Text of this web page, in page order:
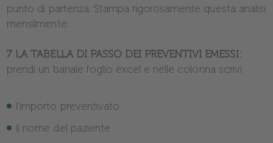
punto di partenza. Stampa rigorosamente questa analisi
mensilmente.
7 LA TABELLA DI PASSO DEI PREVENTIVI EMESSI:
prendi un banale foglio excel e nelle colonna scrivi
l’importo preventivato
il nome del paziente